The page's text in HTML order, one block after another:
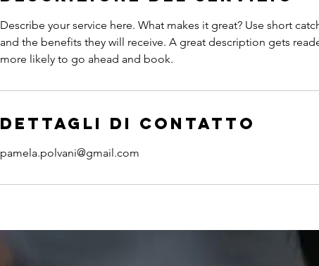
Describe your service here. What makes it great? Use short
and the benefits they will receive. A great description gets
more likely to go ahead and book.
Dettagli di contatto
pamela.polvani@gmail.com